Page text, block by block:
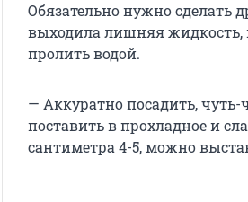
Обязательно нужно сделать
выходила лишняя
пролить водой.
— Аккуратно посадить, чуть-
поставить в прохладное и
сантиметра 4-5, можно